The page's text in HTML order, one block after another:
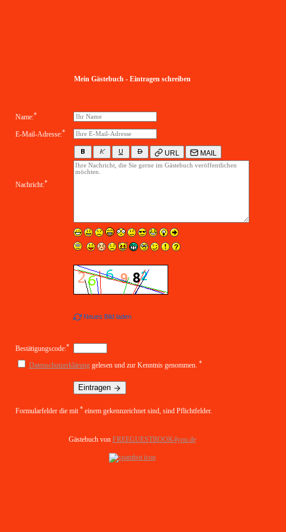
Mein Gästebuch - Eintragen schreiben
Name:*
E-Mail-Adresse:*
Nachricht:*
URL MAIL
Neues Bild laden
Bestätigungscode:*
Datenschutzerklärunggelesen und zur Kenntnis genommen. *
Eintragen
Formularfelder die mit*einem gekennzeichnet sind, sind Pflichtfelder.
Gästebuch von FREEGUESTBOOK4you.de